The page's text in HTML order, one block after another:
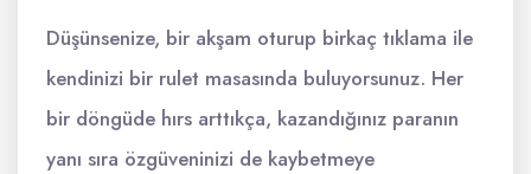
Düşünsenize, bir akşam oturup birkaç tıklama ile
kendinizi bir rulet masasında buluyorsunuz. Her
bir döngüde hırs arttıkça, kazandığınız paranın
yanı sıra özgüveninizi de kaybetmeye